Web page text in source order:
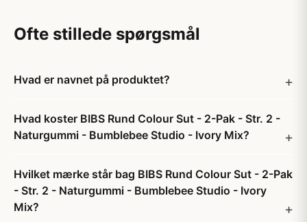
Ofte stillede spørgsmål
Hvad er navnet på produktet?
Hvad koster BIBS Rund Colour Sut - 2-Pak - Str. 2 -
Naturgummi - Bumblebee Studio - Ivory Mix?
Hvilket mærke står bag BIBS Rund Colour Sut - 2-Pak
- Str. 2 - Naturgummi - Bumblebee Studio - Ivory
Mix?